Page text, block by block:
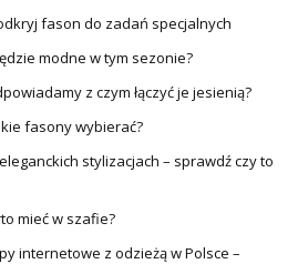
fason do zadań specjalnych
modne w tym sezonie?
z czym łączyć je jesienią?
fasony wybierać?
stylizacjach – sprawdź czy to
mieć w szafie?
internetowe z odzieżą w Polsce –